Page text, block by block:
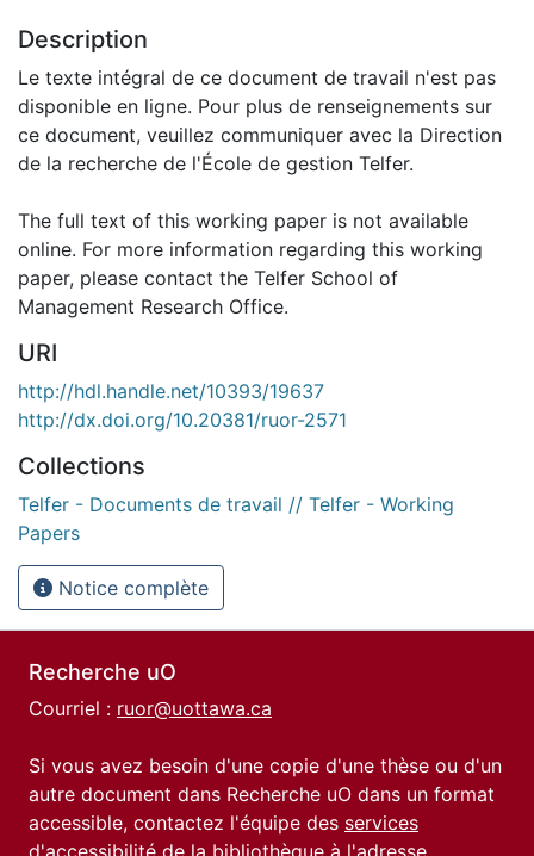
Description
Le texte intégral de ce document de travail n'est pas
disponible en ligne. Pour plus de renseignements sur
ce document, veuillez communiquer avec la Direction
de la recherche de l'École de gestion Telfer.
The full text of this working paper is not available
online. For more information regarding this working
paper, please contact the Telfer School of
Management Research Office.
URI
http://hdl.handle.net/10393/19637
http://dx.doi.org/10.20381/ruor-2571
Collections
Telfer - Documents de travail // Telfer - Working
Papers
Notice complète
Recherche uO
Courriel : ruor@uottawa.ca
Si vous avez besoin d'une copie d'une thèse ou d'un
autre document dans Recherche uO dans un format
accessible, contactez l'équipe des services
d'accessibilité de la bibliothèque à l'adresse